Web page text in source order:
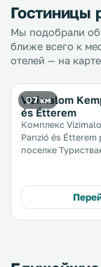
Гостиницы
Мы подобрали
ближе всего к
отелей — на
7 км
Vizimalom
és Étterem
Комплекс
Panzió és
поселке
Комплекс
ресторан и